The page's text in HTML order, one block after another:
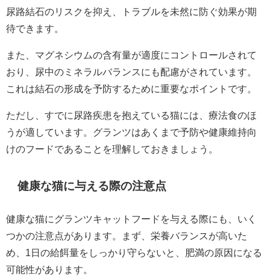
尿路結石のリスクを抑え、トラブルを未然に防ぐ効果が期
待できます。
また、マグネシウムの含有量が適度にコントロールされて
おり、尿中のミネラルバランスにも配慮がされています。
これは結石の形成を予防するために重要なポイントです。
ただし、すでに尿路疾患を抱えている猫には、療法食のほ
うが適しています。グランツはあくまで予防や健康維持向
けのフードであることを理解しておきましょう。
健康な猫に与える際の注意点
健康な猫にグランツキャットフードを与える際にも、いく
つかの注意点があります。まず、栄養バランスが高いた
め、1日の給餌量をしっかり守らないと、肥満の原因になる
可能性があります。